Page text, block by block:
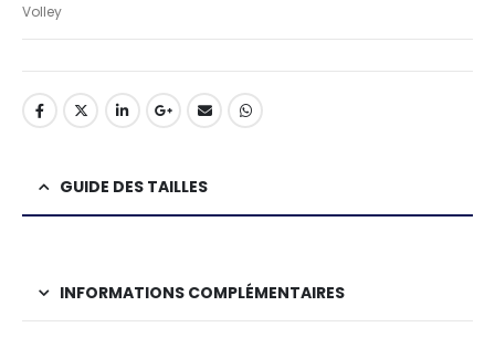
Volley
GUIDE DES TAILLES
INFORMATIONS COMPLÉMENTAIRES